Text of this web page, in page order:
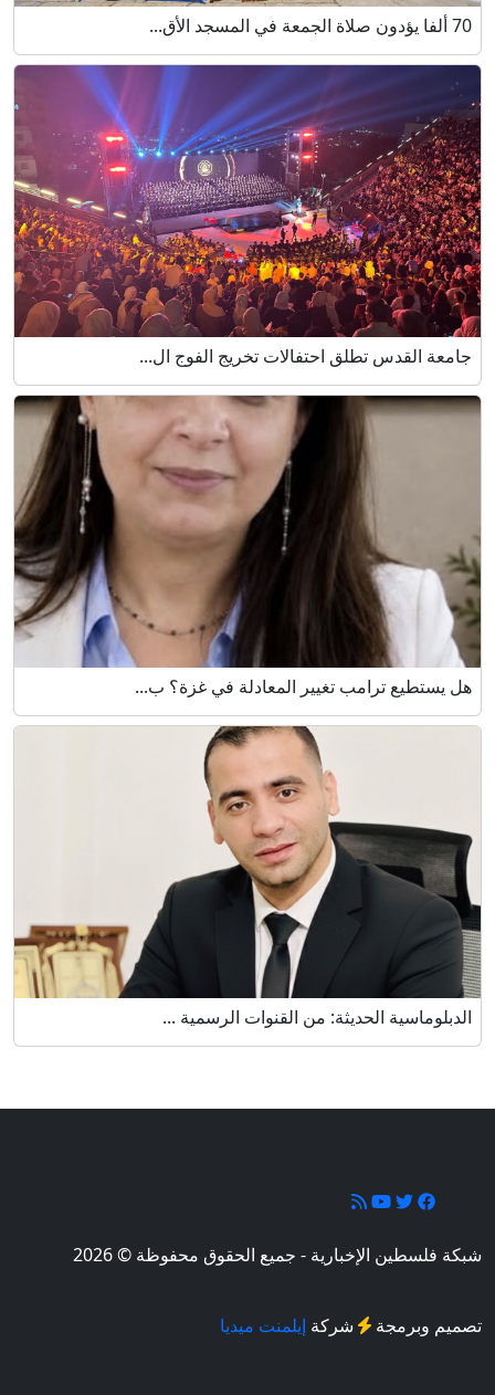
70 ألفا يؤدون صلاة الجمعة في المسجد الأق...
جامعة القدس تطلق احتفالات تخريج الفوج ال...
هل يستطيع ترامب تغيير المعادلة في غزة؟ ب...
الدبلوماسية الحديثة: من القنوات الرسمية ...
شبكة فلسطين الإخبارية - جميع الحقوق محفوظة © 2026
تصميم وبرمجة شركة إيلمنت ميديا